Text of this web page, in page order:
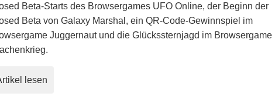
Beta-Starts des Browsergames UFO Online, der Beginn der
Beta von Galaxy Marshal, ein QR-Code-Gewinnspiel im
Juggernaut und die Glückssternjagd im Browsergame
lesen